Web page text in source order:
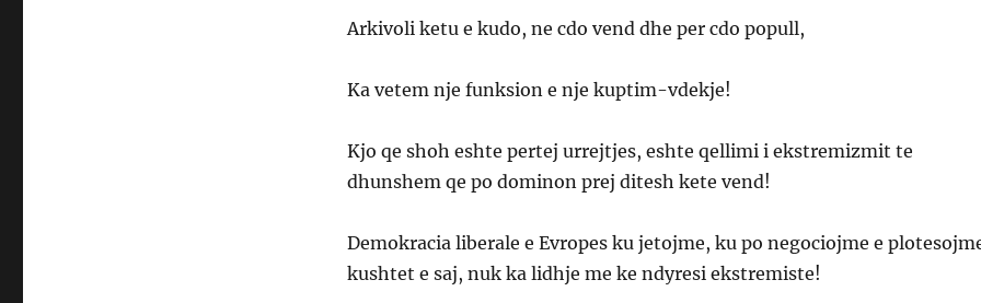
Arkivoli ketu e kudo, ne cdo vend dhe per cdo popull,
Ka vetem nje funksion e nje kuptim-vdekje!
Kjo qe shoh eshte pertej urrejtjes, eshte qellimi i ekstremizmit te
dhunshem qe po dominon prej ditesh kete vend!
Demokracia liberale e Evropes ku jetojme, ku po negociojme e
kushtet e saj, nuk ka lidhje me ke ndyresi ekstremiste!